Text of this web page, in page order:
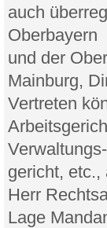
auch
Oberbayern
und der
Mainburg,
Vertreten
Verwaltungs-
gericht, etc.,
Herr
Lage